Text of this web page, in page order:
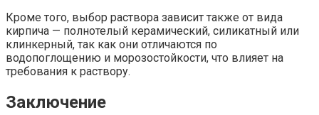
Кроме того, выбор раствора зависит также от вида
кирпича — полнотелый керамический, силикатный или
клинкерный, так как они отличаются по
водопоглощению и морозостойкости, что влияет на
требования к раствору.
Заключение